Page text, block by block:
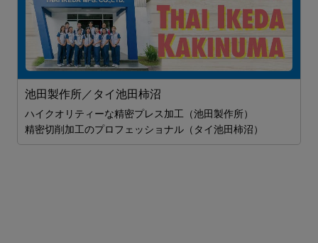
池田製作所／タイ池田柿沼
ハイクオリティーな精密プレス加工（池田製作所）
精密切削加工のプロフェッショナル（タイ池田柿沼）